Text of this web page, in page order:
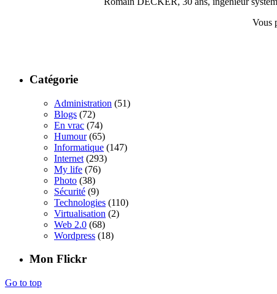
Vous
Catégorie
Administration (51)
Blogs (72)
En vrac (74)
Humour(65)
Informatique (147)
Internet (293)
My life (76)
Photo (38)
Sécurité (9)
Technologies (110)
Virtualisation (2)
Web 2.0 (68)
Wordpress (18)
Mon Flickr
Go to top